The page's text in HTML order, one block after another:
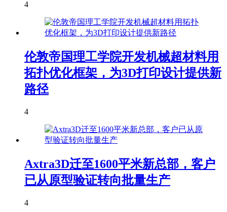
4
伦敦帝国理工学院开发机械超材料用
拓扑优化框架，为3D打印设计提供新
路径
4
Axtra3D迁至1600平米新总部，客户
已从原型验证转向批量生产
4